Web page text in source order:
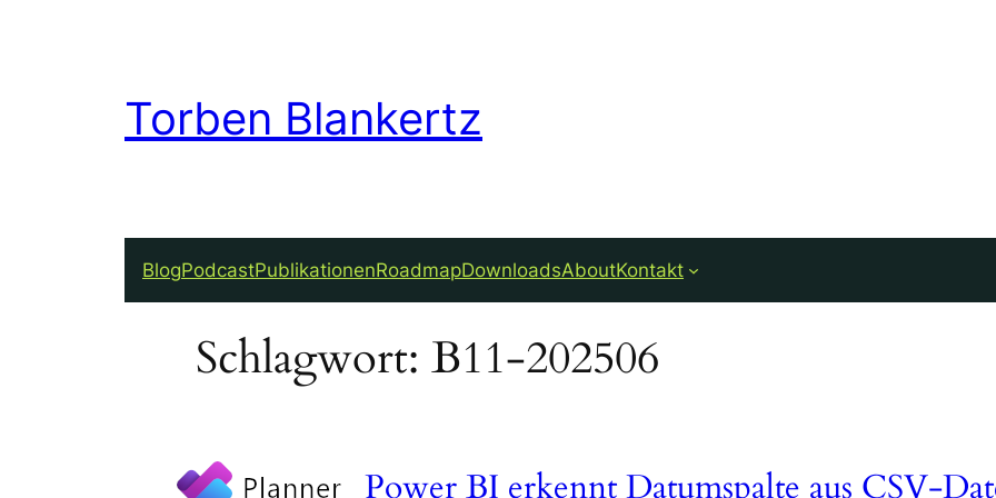
Torben Blankertz
BlogPodcastPublikationenRoadmapDownloadsAboutKontakt
Schlagwort: B11-202506
Power BI erkennt Datumspalte aus CSV-